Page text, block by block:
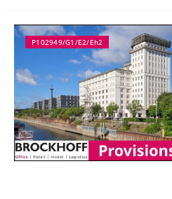
P102949/G1/E2/Eh2